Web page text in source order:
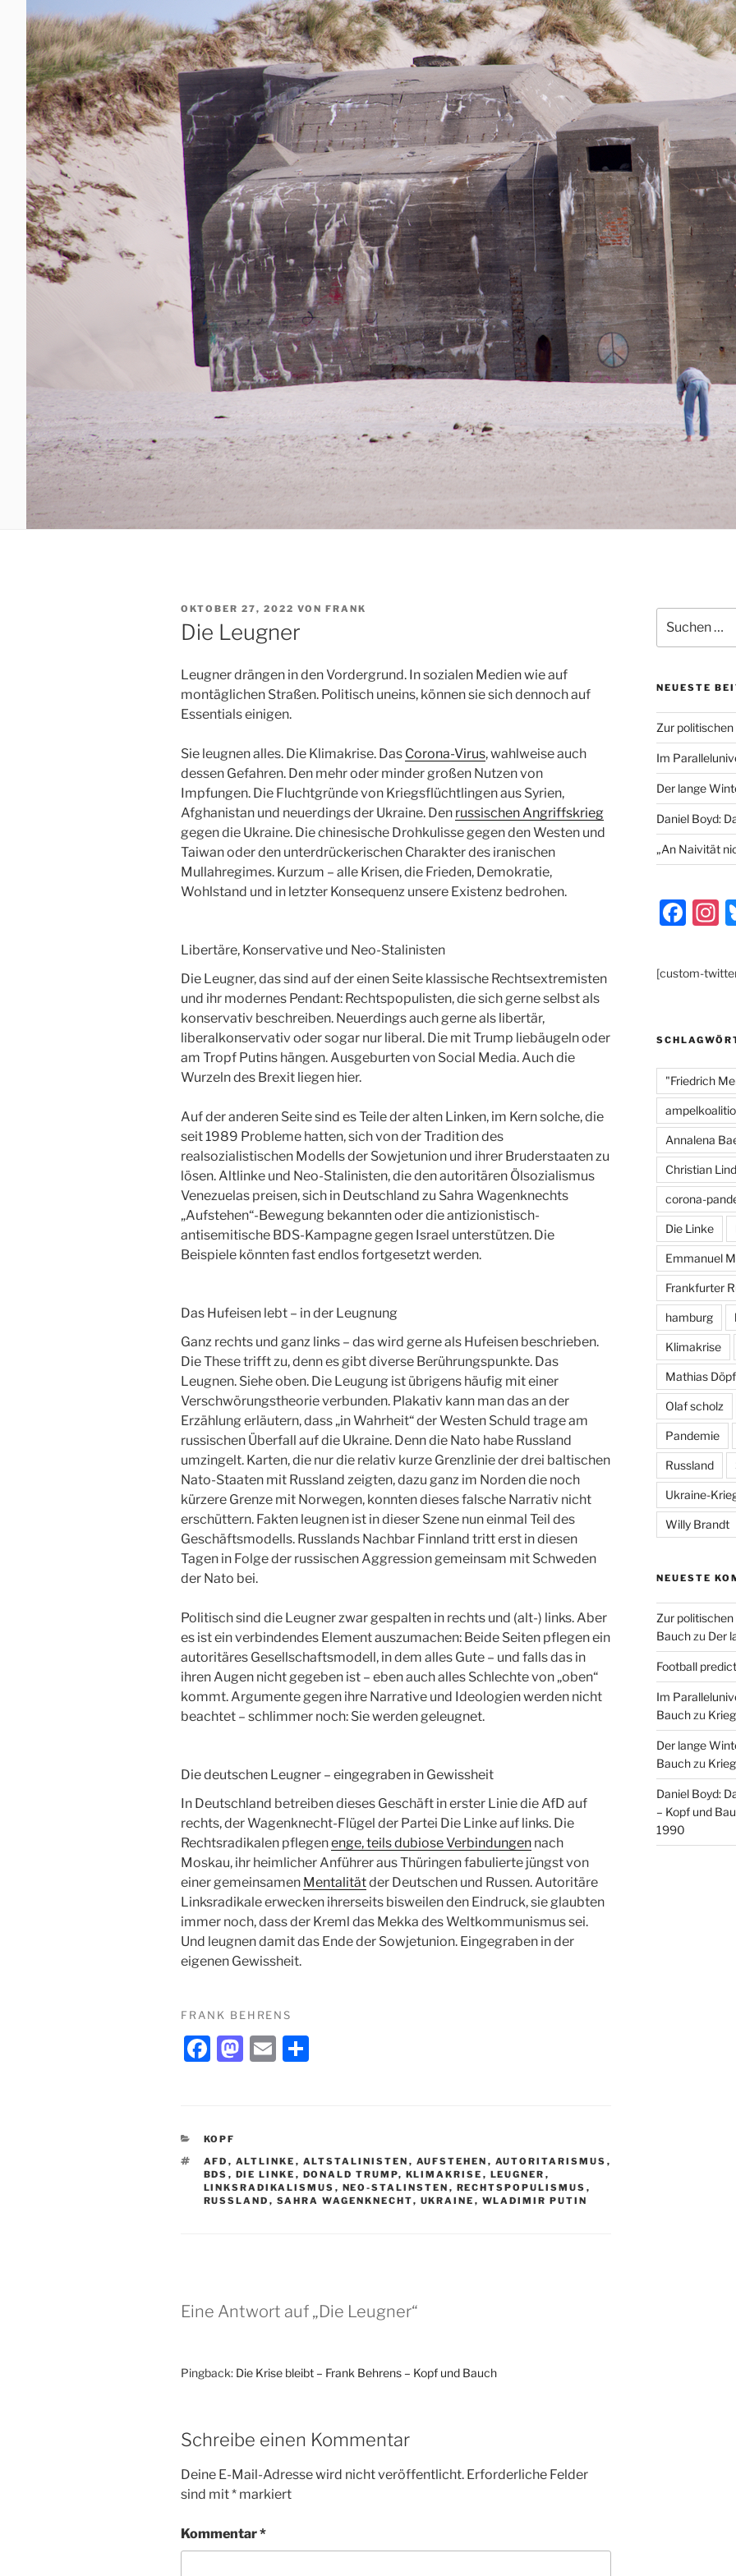
VERÖFFENTLICHT
AM
OKTOBER 27, 2022 VON FRANK
Die Leugner
Leugner drängen in den Vordergrund. In sozialen Medien wie auf
montäglichen Straßen. Politisch uneins, können sie sich dennoch auf
Essentials einigen.
Sie leugnen alles. Die Klimakrise. Das Corona-Virus, wahlweise auch
dessen Gefahren. Den mehr oder minder großen Nutzen von
Impfungen. Die Fluchtgründe von Kriegsflüchtlingen aus Syrien,
Afghanistan und neuerdings der Ukraine. Den russischen Angriffskrieg
gegen die Ukraine. Die chinesische Drohkulisse gegen den Westen und
Taiwan oder den unterdrückerischen Charakter des iranischen
Mullahregimes. Kurzum – alle Krisen, die Frieden, Demokratie,
Wohlstand und in letzter Konsequenz unsere Existenz bedrohen.
Libertäre, Konservative und Neo-Stalinisten
Die Leugner, das sind auf der einen Seite klassische Rechtsextremisten
und ihr modernes Pendant: Rechtspopulisten, die sich gerne selbst als
konservativ beschreiben. Neuerdings auch gerne als libertär,
liberalkonservativ oder sogar nur liberal. Die mit Trump liebäugeln oder
am Tropf Putins hängen. Ausgeburten von Social Media. Auch die
Wurzeln des Brexit liegen hier.
Auf der anderen Seite sind es Teile der alten Linken, im Kern solche, die
seit 1989 Probleme hatten, sich von der Tradition des
realsozialistischen Modells der Sowjetunion und ihrer Bruderstaaten zu
lösen. Altlinke und Neo-Stalinisten, die den autoritären Ölsozialismus
Venezuelas preisen, sich in Deutschland zu Sahra Wagenknechts
„Aufstehen“-Bewegung bekannten oder die antizionistisch-
antisemitische BDS-Kampagne gegen Israel unterstützen. Die
Beispiele könnten fast endlos fortgesetzt werden.
Das Hufeisen lebt – in der Leugnung
Ganz rechts und ganz links – das wird gerne als Hufeisen beschrieben.
Die These trifft zu, denn es gibt diverse Berührungspunkte. Das
Leugnen. Siehe oben. Die Leugung ist übrigens häufig mit einer
Verschwörungstheorie verbunden. Plakativ kann man das an der
Erzählung erläutern, dass „in Wahrheit“ der Westen Schuld trage am
russischen Überfall auf die Ukraine. Denn die Nato habe Russland
umzingelt. Karten, die nur die relativ kurze Grenzlinie der drei baltischen
Nato-Staaten mit Russland zeigten, dazu ganz im Norden die noch
kürzere Grenze mit Norwegen, konnten dieses falsche Narrativ nicht
erschüttern. Fakten leugnen ist in dieser Szene nun einmal Teil des
Geschäftsmodells. Russlands Nachbar Finnland tritt erst in diesen
Tagen in Folge der russischen Aggression gemeinsam mit Schweden
der Nato bei.
Politisch sind die Leugner zwar gespalten in rechts und (alt-) links. Aber
es ist ein verbindendes Element auszumachen: Beide Seiten pflegen ein
autoritäres Gesellschaftsmodell, in dem alles Gute – und falls das in
ihren Augen nicht gegeben ist – eben auch alles Schlechte von „oben“
kommt. Argumente gegen ihre Narrative und Ideologien werden nicht
beachtet – schlimmer noch: Sie werden geleugnet.
Die deutschen Leugner – eingegraben in Gewissheit
In Deutschland betreiben dieses Geschäft in erster Linie die AfD auf
rechts, der Wagenknecht-Flügel der Partei Die Linke auf links. Die
Rechtsradikalen pflegenenge, teils dubiose Verbindungen nach
Moskau, ihr heimlicher Anführer aus Thüringen fabulierte jüngst von
einer gemeinsamen Mentalitätder Deutschen und Russen. Autoritäre
Linksradikale erwecken ihrerseits bisweilen den Eindruck, sie glaubten
immer noch, dass der Kreml das Mekka des Weltkommunismus sei.
Und leugnen damit das Ende der Sowjetunion. Eingegraben in der
eigenen Gewissheit.
FRANK BEHRENS
F
e
b
o
o
M
d
o
n
E
KATEGORIEN
KOPF
SCHLAGWÖRTER
AFD , ALTLINKE , ALTSTALINISTEN , AUFSTEHEN , AUTORITARISMUS ,
BDS , DIE LINKE , DONALD TRUMP, KLIMAKRISE , LEUGNER ,
LINKSRADIKALISMUS , NEO-STALINSTEN , RECHTSPOPULISMUS ,
RUSSLAND , SAHRA WAGENKNECHT, UKRAINE , WLADIMIR PUTIN
Eine Antwort auf „Die Leugner“
Pingback: Die Krise bleibt – Frank Behrens – Kopf und Bauch
Schreibe einen Kommentar
Deine E-Mail-Adresse wird nicht veröffentlicht. Erforderliche Felder
sind mit* markiert
Kommentar*
nach:
NEUESTE
Zur politischen
Im
Der lange
Daniel Boyd:
„An Naivität
F
c
o
o
k
a
[custom-
"Friedrich
Annalena
Christian
corona-
Die Linke
Emmanuel
Frankfurter
hamburg
Klimakrise
Mathias
Olaf scholz
Pandemie
Russland
Ukraine-
Willy Brandt
NEUESTE
Zur politischen
Bauchzu Der
Football
Im
Bauchzu
Der lange
Bauchzu
Daniel Boyd:
– Kopf und
1990